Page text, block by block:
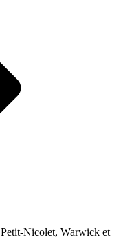
Nicolet, Warwick et